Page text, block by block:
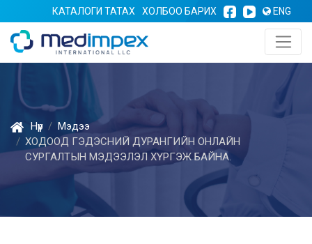
КАТАЛОГИ ТАТАХ ХОЛБОО БАРИХ ENG
Нүүр
Мэдээ
ХОДООД ГЭДЭСНИЙ ДУРАНГИЙН ОНЛАЙН
СУРГАЛТЫН МЭДЭЭЛЭЛ ХҮРГЭЖ БАЙНА.